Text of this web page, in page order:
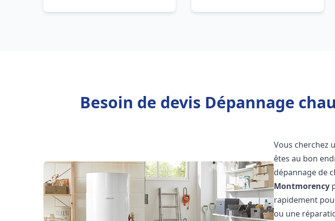
Besoin de devis Dépannage
Vous cherchez
êtes au bon
dépannage de
Montmorency
rapidement
ou une